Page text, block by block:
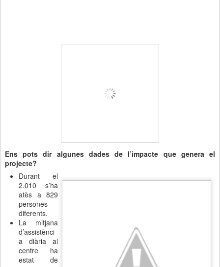
Ens pots dir algunes dades de l’impacte que genera el
projecte?
Durant el
2.010 s’ha
atès a 829
persones
diferents.
La mitjana
d’assistènci
a diària al
centre ha
estat de